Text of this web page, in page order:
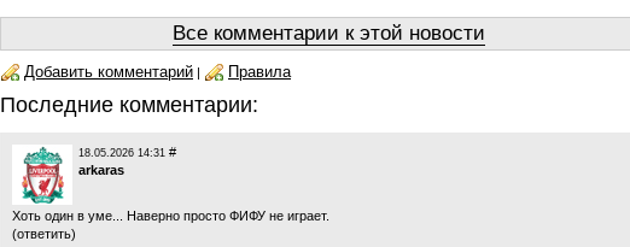
Все комментарии к этой новости
Добавить комментарий | Правила
Последние комментарии:
18.05.2026 14:31 #
arkaras
Хоть один в уме... Наверно просто ФИФУ не играет.
(ответить)